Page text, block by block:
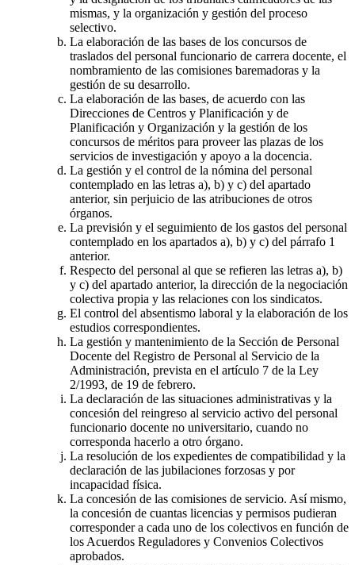
mismas, y la organización y gestión del proceso
selectivo.
La elaboración de las bases de los concursos de
traslados del personal funcionario de carrera docente, el
nombramiento de las comisiones baremadoras y la
gestión de su desarrollo.
La elaboración de las bases, de acuerdo con las
Direcciones de Centros y Planificación y de
Planificación y Organización y la gestión de los
concursos de méritos para proveer las plazas de los
servicios de investigación y apoyo a la docencia.
La gestión y el control de la nómina del personal
contemplado en las letras a), b) y c) del apartado
anterior, sin perjuicio de las atribuciones de otros
órganos.
La previsión y el seguimiento de los gastos del personal
contemplado en los apartados a), b) y c) del párrafo 1
anterior.
Respecto del personal al que se refieren las letras a), b)
y c) del apartado anterior, la dirección de la negociación
colectiva propia y las relaciones con los sindicatos.
El control del absentismo laboral y la elaboración de los
estudios correspondientes.
La gestión y mantenimiento de la Sección de Personal
Docente del Registro de Personal al Servicio de la
Administración, prevista en el artículo 7 de la Ley
2/1993, de 19 de febrero.
La declaración de las situaciones administrativas y la
concesión del reingreso al servicio activo del personal
funcionario docente no universitario, cuando no
corresponda hacerlo a otro órgano.
La resolución de los expedientes de compatibilidad y la
declaración de las jubilaciones forzosas y por
incapacidad física.
La concesión de las comisiones de servicio. Así mismo,
la concesión de cuantas licencias y permisos pudieran
corresponder a cada uno de los colectivos en función de
los Acuerdos Reguladores y Convenios Colectivos
aprobados.